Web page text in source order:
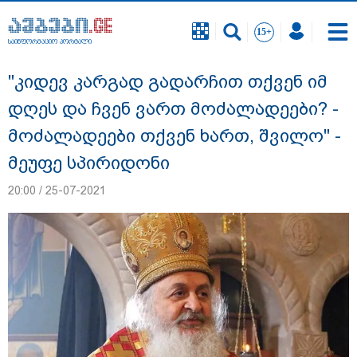
საინფორმაციო პორტალი
სასკოლო ფორმების ჩინეთიდან
საქართველოში მოწოდება სამ ეტაპად
მოხდება - დეტალები
საინფორმაციო პორტალი
"კიდევ კარგად გადარჩით თქვენ იმ
დღეს და ჩვენ ვართ მოძალადეები? -
მოძალადეები თქვენ ხართ, შვილო" -
მეუფე სპირიდონი
20:00 / 25-07-2021